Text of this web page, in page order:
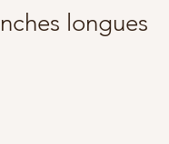
longues